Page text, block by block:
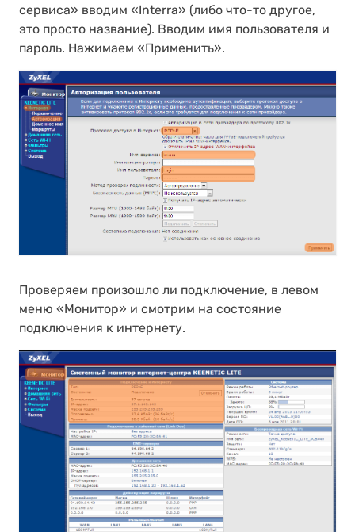
сервиса» вводим «Interra» (либо что-то другое,
это просто название). Вводим имя пользователя и
пароль. Нажимаем «Применить».
Проверяем произошло ли подключение, в левом
меню «Монитор» и смотрим на состояние
подключения к интернету.